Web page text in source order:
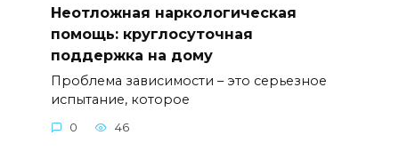
Неотложная наркологическая
помощь: круглосуточная
поддержка на дому
Проблема зависимости – это серьезное
испытание, которое
0 46